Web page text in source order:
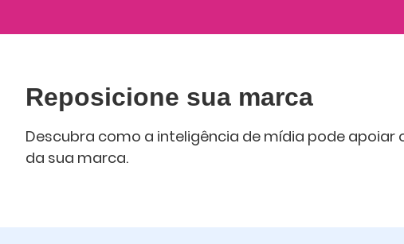
Reposicione sua marca
Descubra como a inteligência de mídia pode apoiar
da sua marca.